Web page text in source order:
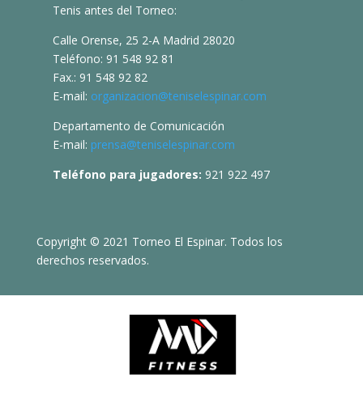
Tenis antes del Torneo:
Calle Orense, 25 2-A Madrid 28020
Teléfono: 91 548 92 81
Fax.: 91 548 92 82
E-mail: organizacion@teniselespinar.com
Departamento de Comunicación
E-mail: prensa@teniselespinar.com
Teléfono para jugadores: 921 922 497
Copyright © 2021 Torneo El Espinar. Todos los
derechos reservados.